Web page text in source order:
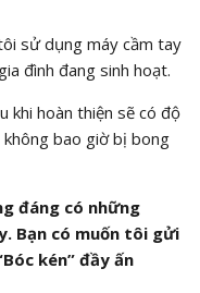
sử dụng máy cầm tay
đình đang sinh hoạt.
hoàn thiện sẽ có độ
bao giờ bị bong
đáng có những
Bạn có muốn tôi gửi
kén” đầy ấn